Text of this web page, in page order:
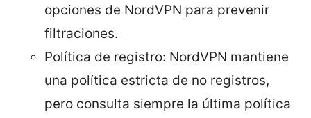
opciones de NordVPN para prevenir
filtraciones.
Política de registro: NordVPN mantiene
una política estricta de no registros,
pero consulta siempre la última política